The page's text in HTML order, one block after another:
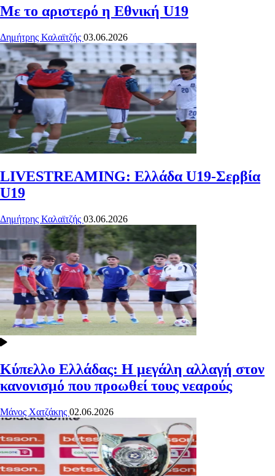
Με το αριστερό η Εθνική U19
Δημήτρης Καλαϊτζής 03.06.2026
LIVESTREAMING: Ελλάδα U19-Σερβία
U19
Δημήτρης Καλαϊτζής 03.06.2026
Κύπελλο Ελλάδας: Η μεγάλη αλλαγή στον
κανονισμό που προωθεί τους νεαρούς
Μάνος Χατζάκης 02.06.2026